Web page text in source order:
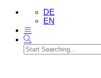
DE
EN